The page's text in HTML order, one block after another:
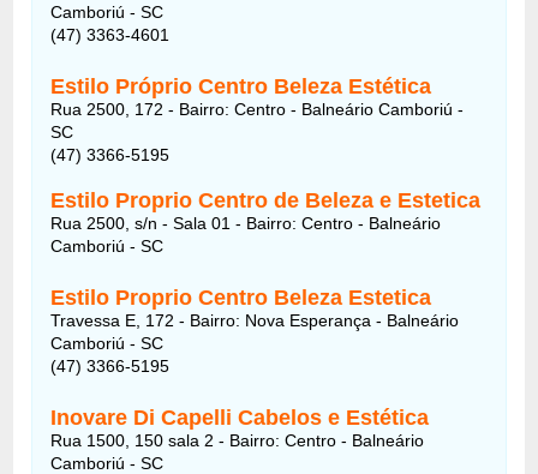
Camboriú - SC
(47) 3363-4601
Estilo Próprio Centro Beleza Estética
Rua 2500, 172 - Bairro: Centro - Balneário Camboriú -
SC
(47) 3366-5195
Estilo Proprio Centro de Beleza e Estetica
Rua 2500, s/n - Sala 01 - Bairro: Centro - Balneário
Camboriú - SC
Estilo Proprio Centro Beleza Estetica
Travessa E, 172 - Bairro: Nova Esperança - Balneário
Camboriú - SC
(47) 3366-5195
Inovare Di Capelli Cabelos e Estética
Rua 1500, 150 sala 2 - Bairro: Centro - Balneário
Camboriú - SC